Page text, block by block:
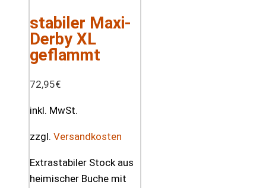
stabiler Maxi-
Derby XL
geflammt
72,95€
inkl. MwSt.
zzgl. Versandkosten
Extrastabiler Stock aus
heimischer Buche mit